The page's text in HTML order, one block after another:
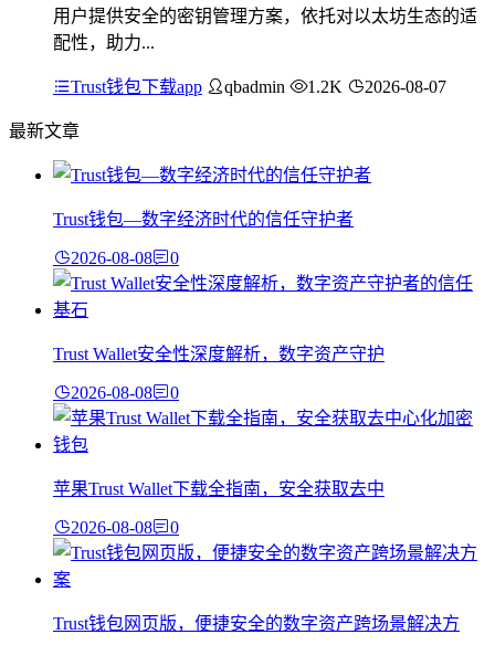
用户提供安全的密钥管理方案，依托对以太坊生态的适
配性，助力...
Trust钱包下载app qbadmin 1.2K 2026-08-07
最新文章
Trust钱包—数字经济时代的信任守护者
2026-08-08 0
Trust Wallet安全性深度解析，数字资产守护
2026-08-08 0
苹果Trust Wallet下载全指南，安全获取去中
2026-08-08 0
Trust钱包网页版，便捷安全的数字资产跨场景解决方